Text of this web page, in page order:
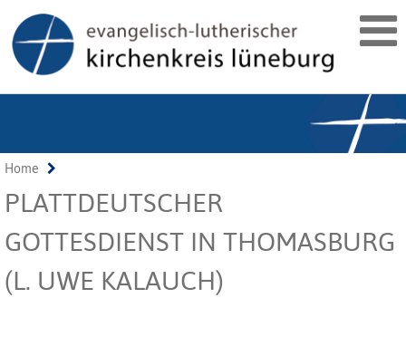
Home
PLATTDEUTSCHER
GOTTESDIENST IN THOMASBURG
(L. UWE KALAUCH)